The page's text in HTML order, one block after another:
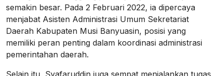
semakin besar. Pada 2 Februari 2022, ia dipercaya
menjabat Asisten Administrasi Umum Sekretariat
Daerah Kabupaten Musi Banyuasin, posisi yang
memiliki peran penting dalam koordinasi administrasi
pemerintahan daerah.
Selain itu, Syafaruddin juga sempat menjalankan tugas